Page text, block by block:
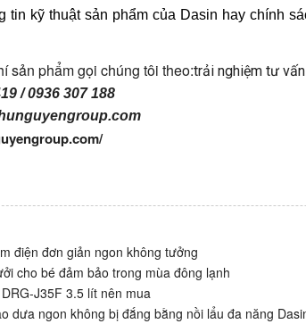
tin kỹ thuật sản phẩm của Dasin hay chính
sản phẩm gọi chúng tôi theo:trải nghiệm tư
/ 0936 307 188
điện đơn giản ngon không tưởng
cho bé đảm bảo trong mùa đông lạnh
J35F 3.5 lít nên mua
dưa ngon không bị đắng bằng nồi lẩu đa năng